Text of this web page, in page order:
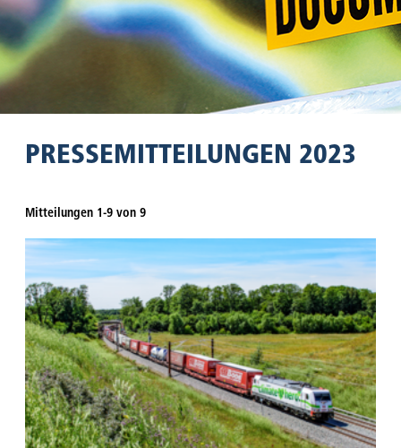
PRESSEMITTEILUNGEN 2023
Mitteilungen 1-9 von 9